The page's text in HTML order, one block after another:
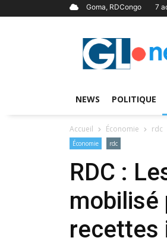
Goma, RDCongo 7
NEWS POLITIQUE
Accueil Économie rdc
Économie rdc
RDC :
mobilisé
recettes